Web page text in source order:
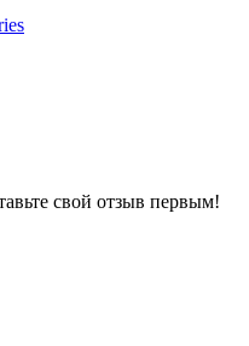
свой отзыв первым!